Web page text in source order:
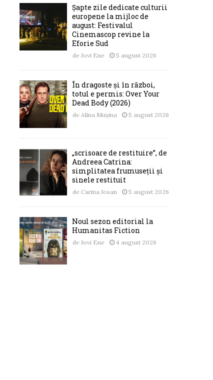
Șapte zile dedicate culturii
europene la mijloc de
august: Festivalul
Cinemascop revine la
Eforie Sud
de Jovi Ene 5 august 2026
În dragoste și în război,
totul e permis: Over Your
Dead Body (2026)
de Alina Mușina 5 august 2026
„scrisoare de restituire”, de
Andreea Catrina:
simplitatea frumuseții și
sinele restituit
de Carina Josan 5 august 2026
Noul sezon editorial la
Humanitas Fiction
de Jovi Ene 4 august 2026